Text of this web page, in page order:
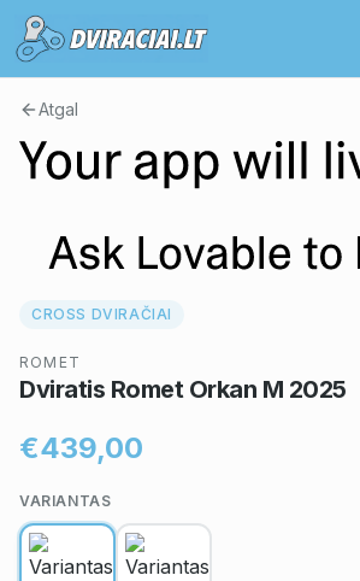
Atgal
CROSS DVIRAČIAI
ROMET
Dviratis Romet Orkan M 2025
€439,00
VARIANTAS